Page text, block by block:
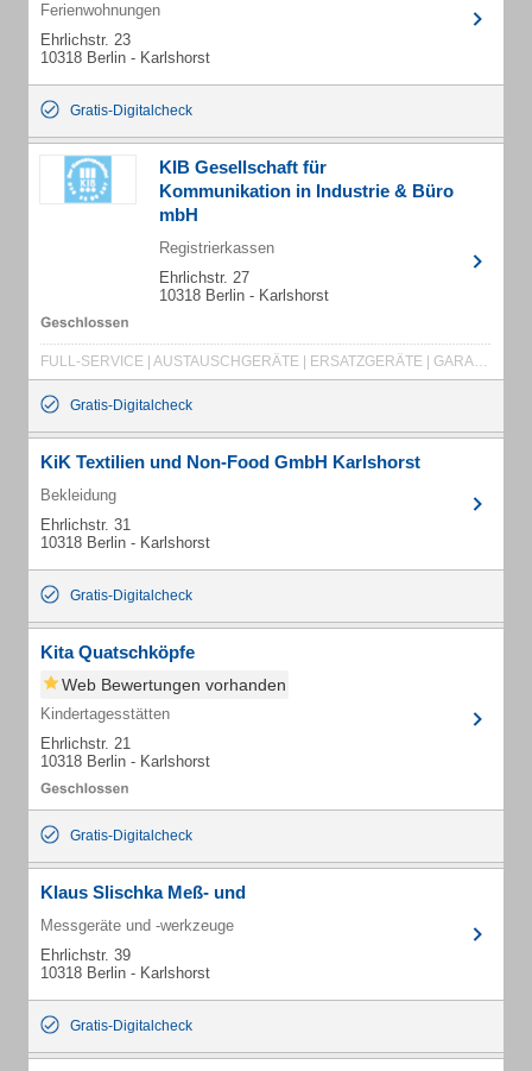
Ferienwohnungen
Ehrlichstr. 23
10318 Berlin - Karlshorst
Gratis-Digitalcheck
KIB Gesellschaft für
Kommunikation in Industrie & Büro
mbH
Registrierkassen
Ehrlichstr. 27
10318 Berlin - Karlshorst
FULL-SERVICE | AUSTAUSCHGERÄTE | ERSATZGERÄTE | GARANTIEERWEITERUNG | FERNWARTUNG | ERFAHRUNGEN | KASSEN-VERMIETUNG
Gratis-Digitalcheck
KiK Textilien und Non-Food GmbH Karlshorst
Bekleidung
Ehrlichstr. 31
10318 Berlin - Karlshorst
Gratis-Digitalcheck
Kita Quatschköpfe
Web Bewertungen vorhanden
Kindertagesstätten
Ehrlichstr. 21
10318 Berlin - Karlshorst
Gratis-Digitalcheck
Klaus Slischka Meß- und
Messgeräte und -werkzeuge
Ehrlichstr. 39
10318 Berlin - Karlshorst
Gratis-Digitalcheck